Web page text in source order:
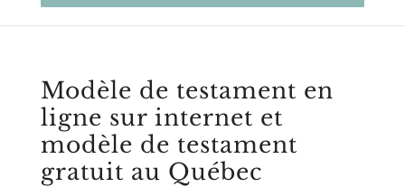
Modèle de testament en
ligne sur internet et
modèle de testament
gratuit au Québec